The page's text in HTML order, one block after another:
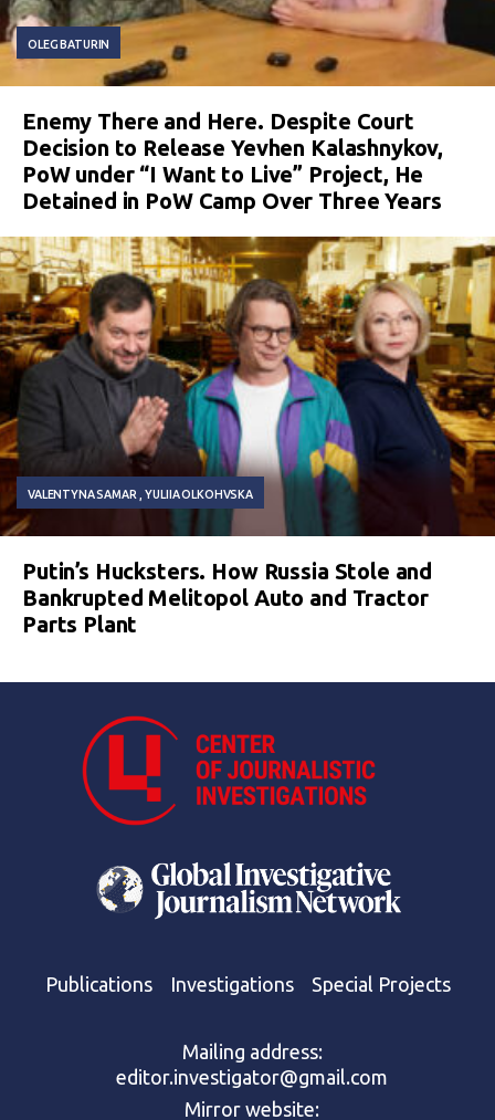
OLEG BATURIN
Enemy There and Here. Despite Court
Decision to Release Yevhen Kalashnykov,
PoW under “I Want to Live” Project, He
Detained in PoW Camp Over Three Years
VALENTYNA SAMAR YULIIA OLKOHVSKA
Putin’s Hucksters. How Russia Stole and
Bankrupted Melitopol Auto and Tractor
Parts Plant
Publications Investigations Special Projects
Mailing address:
editor.investigator@gmail.com
Mirror website: